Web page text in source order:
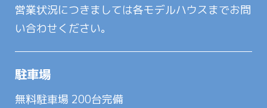
営業状況につきましては各モデルハウスまでお問
い合わせください。
駐車場
無料駐車場 200台完備